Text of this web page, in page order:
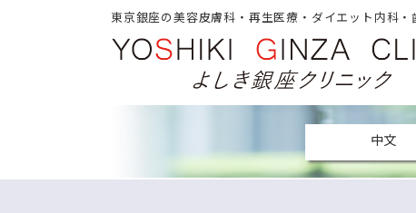
東京銀座の美容皮膚科・再生医療・ダイエット内科・
中文